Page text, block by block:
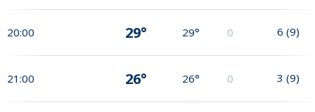
20:00 29° 29° 0 6 (9)
21:00 26° 26° 0 3 (9)